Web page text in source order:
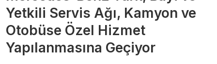
Yetkili Servis Ağı, Kamyon ve
Otobüse Özel Hizmet
Yapılanmasına Geçiyor